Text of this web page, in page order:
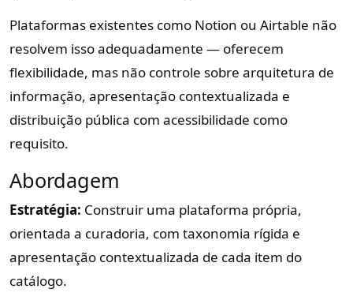
Plataformas existentes como Notion ou Airtable não
resolvem isso adequadamente — oferecem
flexibilidade, mas não controle sobre arquitetura de
informação, apresentação contextualizada e
distribuição pública com acessibilidade como
requisito.
Abordagem
Estratégia: Construir uma plataforma própria,
orientada a curadoria, com taxonomia rígida e
apresentação contextualizada de cada item do
catálogo.